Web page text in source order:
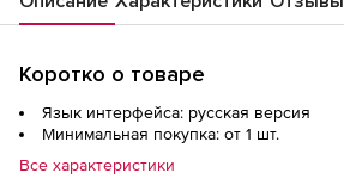
Коротко о товаре
Язык интерфейса: русская версия
Минимальная покупка: от 1 шт.
Все характеристики